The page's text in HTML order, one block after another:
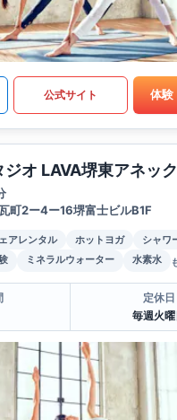
公式サイト 体験
オ LAVA堺東アネッ
町2ー4ー16堺富士ビルB1F
アレンタル ホットヨガ シャワ
ミネラルウォーター 水素水
定休日
毎週火曜